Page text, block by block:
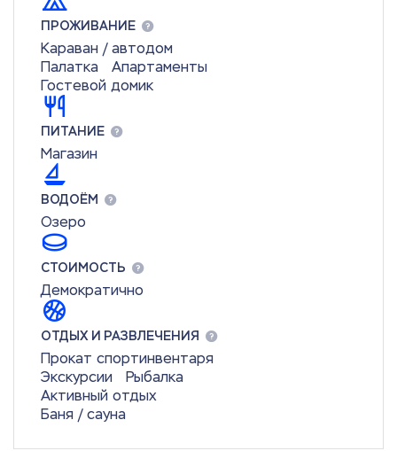
ПРОЖИВАНИЕ
Караван / автодом
Палатка
Апартаменты
Гостевой домик
ПИТАНИЕ
Магазин
ВОДОЁМ
Озеро
СТОИМОСТЬ
Демократично
ОТДЫХ И РАЗВЛЕЧЕНИЯ
Прокат спортинвентаря
Экскурсии
Рыбалка
Активный отдых
Баня / сауна